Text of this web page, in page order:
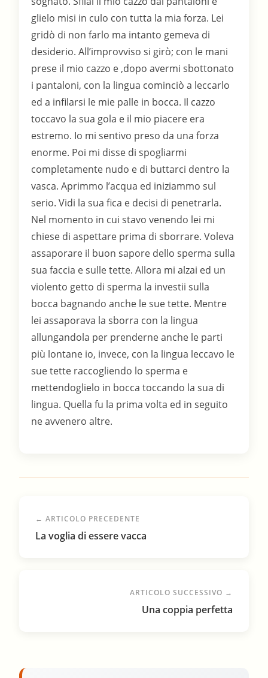
glielo misi in culo con tutta la mia forza. Lei
gridò di non farlo ma intanto gemeva di
desiderio. All’improvviso si girò; con le mani
prese il mio cazzo e ,dopo avermi sbottonato
i pantaloni, con la lingua cominciò a leccarlo
ed a infilarsi le mie palle in bocca. Il cazzo
toccavo la sua gola e il mio piacere era
estremo. Io mi sentivo preso da una forza
enorme. Poi mi disse di spogliarmi
completamente nudo e di buttarci dentro la
vasca. Aprimmo l’acqua ed iniziammo sul
serio. Vidi la sua fica e decisi di penetrarla.
Nel momento in cui stavo venendo lei mi
chiese di aspettare prima di sborrare. Voleva
assaporare il buon sapore dello sperma sulla
sua faccia e sulle tette. Allora mi alzai ed un
violento getto di sperma la investii sulla
bocca bagnando anche le sue tette. Mentre
lei assaporava la sborra con la lingua
allungandola per prenderne anche le parti
più lontane io, invece, con la lingua leccavo le
sue tette raccogliendo lo sperma e
mettendoglielo in bocca toccando la sua di
lingua. Quella fu la prima volta ed in seguito
ne avvenero altre.
← ARTICOLO PRECEDENTE
La voglia di essere vacca
ARTICOLO SUCCESSIVO →
Una coppia perfetta